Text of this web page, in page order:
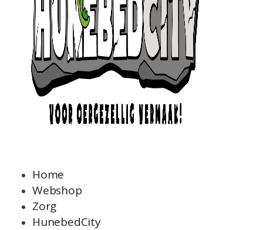
Home
Webshop
Zorg
HunebedCity